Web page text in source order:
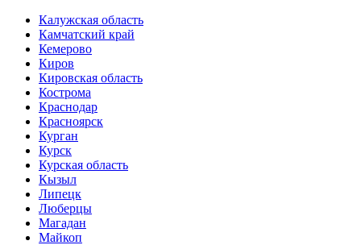
Калужская область
Камчатский край
Кемерово
Киров
Кировская область
Кострома
Краснодар
Красноярск
Курган
Курск
Курская область
Кызыл
Липецк
Люберцы
Магадан
Майкоп